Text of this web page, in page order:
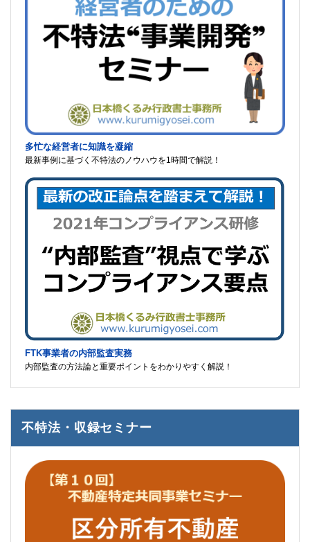
多忙な経営者に知識を凝縮
最新事例に基づく不特法のノウハウを1時間で解説！
FTK事業者の内部監査実務
内部監査の方法論と重要ポイントをわかりやすく解説！
不特法・収録セミナー